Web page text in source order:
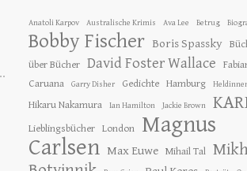
Anatoli Karpov Australische Krimis Ava Lee Betrug
Bobby Fischer Boris Spassky
über Bücher David Foster Wallace
Caruana
Garry Disher Gedichte Hamburg
Hikaru Nakamura Ian Hamilton Jackie Brown
Lieblingsbücher London
Magnus
Carlsen Max Euwe Mihail Tal